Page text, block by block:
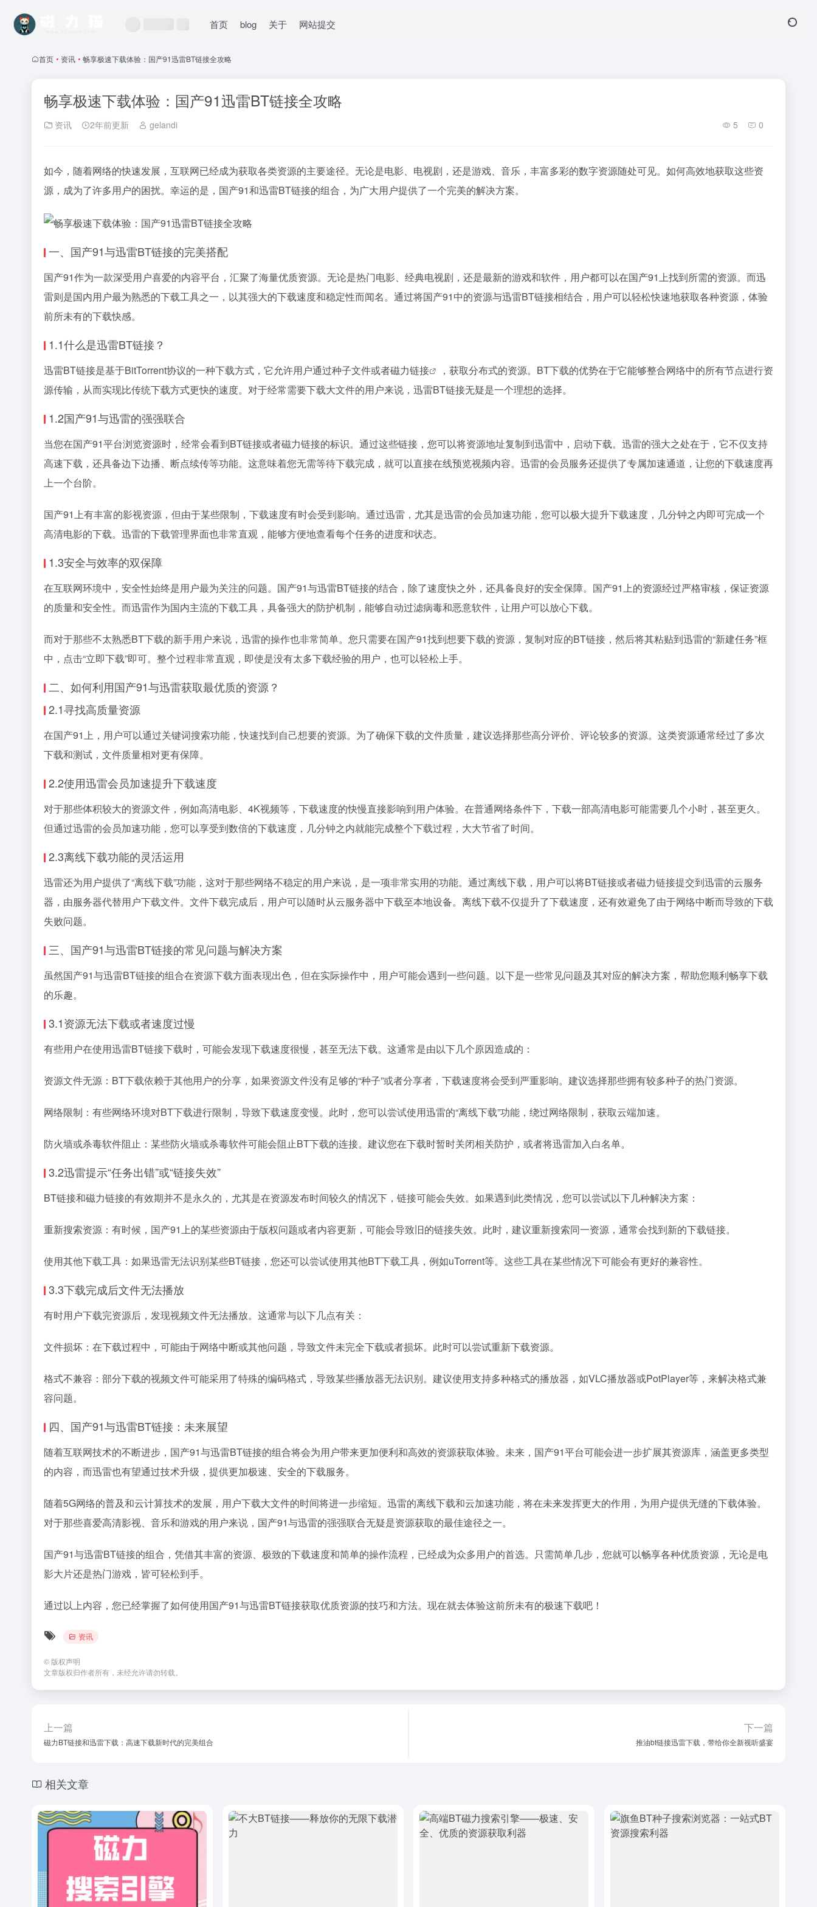
首页 blog 关于 网站提交
首页 • 资讯 • 畅享极速下载体验：国产91迅雷BT链接全攻略
畅享极速下载体验：国产91迅雷BT链接全攻略
资讯 2年前更新 gelandi 5 0
如今，随着网络的快速发展，互联网已经成为获取各类资源的主要途径。无论是电影、电视剧，还是游戏、音乐，丰富多彩的数字资源随处可见。如何高效地获取这些资
源，成为了许多用户的困扰。幸运的是，国产91和迅雷BT链接的组合，为广大用户提供了一个完美的解决方案。
一、国产91与迅雷BT链接的完美搭配
国产91作为一款深受用户喜爱的内容平台，汇聚了海量优质资源。无论是热门电影、经典电视剧，还是最新的游戏和软件，用户都可以在国产91上找到所需的资源。而迅
雷则是国内用户最为熟悉的下载工具之一，以其强大的下载速度和稳定性而闻名。通过将国产91中的资源与迅雷BT链接相结合，用户可以轻松快速地获取各种资源，体验
前所未有的下载快感。
1.1什么是迅雷BT链接？
迅雷BT链接是基于BitTorrent协议的一种下载方式，它允许用户通过种子文件或者磁力链接
，获取分布式的资源。BT下载的优势在于它能够整合网络中的所有节点进行资
源传输，从而实现比传统下载方式更快的速度。对于经常需要下载大文件的用户来说，迅雷BT链接无疑是一个理想的选择。
1.2国产91与迅雷的强强联合
当您在国产91平台浏览资源时，经常会看到BT链接或者磁力链接的标识。通过这些链接，您可以将资源地址复制到迅雷中，启动下载。迅雷的强大之处在于，它不仅支持
高速下载，还具备边下边播、断点续传等功能。这意味着您无需等待下载完成，就可以直接在线预览视频内容。迅雷的会员服务还提供了专属加速通道，让您的下载速度再
上一个台阶。
国产91上有丰富的影视资源，但由于某些限制，下载速度有时会受到影响。通过迅雷，尤其是迅雷的会员加速功能，您可以极大提升下载速度，几分钟之内即可完成一个
高清电影的下载。迅雷的下载管理界面也非常直观，能够方便地查看每个任务的进度和状态。
1.3安全与效率的双保障
在互联网环境中，安全性始终是用户最为关注的问题。国产91与迅雷BT链接的结合，除了速度快之外，还具备良好的安全保障。国产91上的资源经过严格审核，保证资源
的质量和安全性。而迅雷作为国内主流的下载工具，具备强大的防护机制，能够自动过滤病毒和恶意软件，让用户可以放心下载。
而对于那些不太熟悉BT下载的新手用户来说，迅雷的操作也非常简单。您只需要在国产91找到想要下载的资源，复制对应的BT链接，然后将其粘贴到迅雷的“新建任务”框
中，点击“立即下载”即可。整个过程非常直观，即使是没有太多下载经验的用户，也可以轻松上手。
二、如何利用国产91与迅雷获取最优质的资源？
2.1寻找高质量资源
在国产91上，用户可以通过关键词搜索功能，快速找到自己想要的资源。为了确保下载的文件质量，建议选择那些高分评价、评论较多的资源。这类资源通常经过了多次
下载和测试，文件质量相对更有保障。
2.2使用迅雷会员加速提升下载速度
对于那些体积较大的资源文件，例如高清电影、4K视频等，下载速度的快慢直接影响到用户体验。在普通网络条件下，下载一部高清电影可能需要几个小时，甚至更久。
但通过迅雷的会员加速功能，您可以享受到数倍的下载速度，几分钟之内就能完成整个下载过程，大大节省了时间。
2.3离线下载功能的灵活运用
迅雷还为用户提供了“离线下载”功能，这对于那些网络不稳定的用户来说，是一项非常实用的功能。通过离线下载，用户可以将BT链接或者磁力链接提交到迅雷的云服务
器，由服务器代替用户下载文件。文件下载完成后，用户可以随时从云服务器中下载至本地设备。离线下载不仅提升了下载速度，还有效避免了由于网络中断而导致的下载
失败问题。
三、国产91与迅雷BT链接的常见问题与解决方案
虽然国产91与迅雷BT链接的组合在资源下载方面表现出色，但在实际操作中，用户可能会遇到一些问题。以下是一些常见问题及其对应的解决方案，帮助您顺利畅享下载
的乐趣。
3.1资源无法下载或者速度过慢
有些用户在使用迅雷BT链接下载时，可能会发现下载速度很慢，甚至无法下载。这通常是由以下几个原因造成的：
资源文件无源：BT下载依赖于其他用户的分享，如果资源文件没有足够的“种子”或者分享者，下载速度将会受到严重影响。建议选择那些拥有较多种子的热门资源。
网络限制：有些网络环境对BT下载进行限制，导致下载速度变慢。此时，您可以尝试使用迅雷的“离线下载”功能，绕过网络限制，获取云端加速。
防火墙或杀毒软件阻止：某些防火墙或杀毒软件可能会阻止BT下载的连接。建议您在下载时暂时关闭相关防护，或者将迅雷加入白名单。
3.2迅雷提示“任务出错”或“链接失效”
BT链接和磁力链接的有效期并不是永久的，尤其是在资源发布时间较久的情况下，链接可能会失效。如果遇到此类情况，您可以尝试以下几种解决方案：
重新搜索资源：有时候，国产91上的某些资源由于版权问题或者内容更新，可能会导致旧的链接失效。此时，建议重新搜索同一资源，通常会找到新的下载链接。
使用其他下载工具：如果迅雷无法识别某些BT链接，您还可以尝试使用其他BT下载工具，例如uTorrent等。这些工具在某些情况下可能会有更好的兼容性。
3.3下载完成后文件无法播放
有时用户下载完资源后，发现视频文件无法播放。这通常与以下几点有关：
文件损坏：在下载过程中，可能由于网络中断或其他问题，导致文件未完全下载或者损坏。此时可以尝试重新下载资源。
格式不兼容：部分下载的视频文件可能采用了特殊的编码格式，导致某些播放器无法识别。建议使用支持多种格式的播放器，如VLC播放器或PotPlayer等，来解决格式兼
容问题。
四、国产91与迅雷BT链接：未来展望
随着互联网技术的不断进步，国产91与迅雷BT链接的组合将会为用户带来更加便利和高效的资源获取体验。未来，国产91平台可能会进一步扩展其资源库，涵盖更多类型
的内容，而迅雷也有望通过技术升级，提供更加极速、安全的下载服务。
随着5G网络的普及和云计算技术的发展，用户下载大文件的时间将进一步缩短。迅雷的离线下载和云加速功能，将在未来发挥更大的作用，为用户提供无缝的下载体验。
对于那些喜爱高清影视、音乐和游戏的用户来说，国产91与迅雷的强强联合无疑是资源获取的最佳途径之一。
国产91与迅雷BT链接的组合，凭借其丰富的资源、极致的下载速度和简单的操作流程，已经成为众多用户的首选。只需简单几步，您就可以畅享各种优质资源，无论是电
影大片还是热门游戏，皆可轻松到手。
通过以上内容，您已经掌握了如何使用国产91与迅雷BT链接获取优质资源的技巧和方法。现在就去体验这前所未有的极速下载吧！
资讯
© 版权声明
文章版权归作者所有，未经允许请勿转载。
上一篇
磁力BT链接和迅雷下载：高速下载新时代的完美组合
下一篇
推油bt链接迅雷下载，带给你全新视听盛宴
相关文章